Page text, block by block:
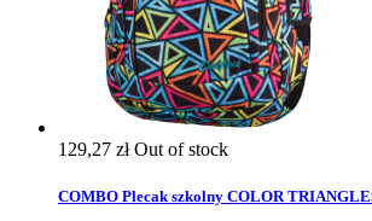
129,27 złOut of stock
COMBO Plecak szkolny COLOR